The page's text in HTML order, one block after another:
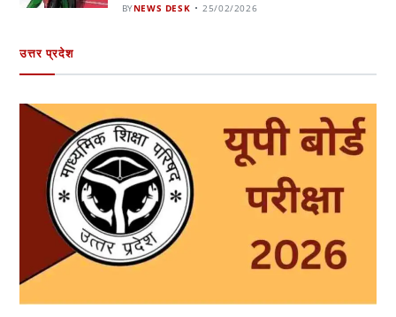
BYNEWS DESK 25/02/2026
उत्तर प्रदेश